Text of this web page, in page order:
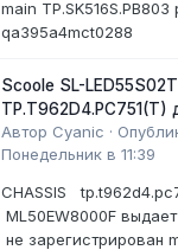
0 ответов
ВЫДЕЛИЛ
LiVan,17
main TP.SK516S.PB803
qa395a4mct0288
Scoole SL-
TP.T962D4.PC751(T)
Автор Cyanic ·
Понедельник в 11:39
CHASSIS
ML50EW8000F
не зарегистрирован